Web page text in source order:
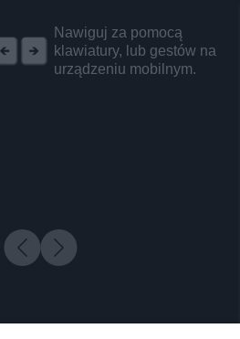
Nawiguj za pomocą
klawiatury, lub gestów na
urządzeniu mobilnym.